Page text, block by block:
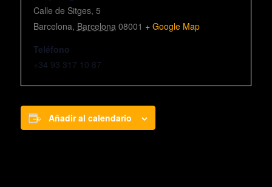
Calle de Sitges, 5
Barcelona, Barcelona 08001 + Google Map
Teléfono
+34 93 317 10 87
Añadir al calendario